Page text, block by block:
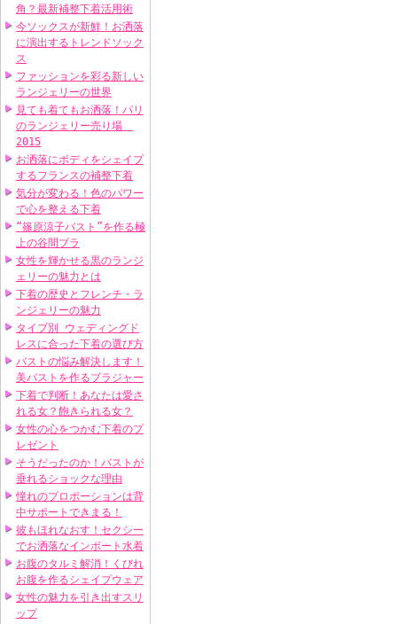
角？最新補整下着活用術
今ソックスが新鮮！お洒落
に演出するトレンドソック
ス
ファッションを彩る新しい
ランジェリーの世界
見ても着てもお洒落！パリ
のランジェリー売り場
2015
お洒落にボディをシェイプ
するフランスの補整下着
気分が変わる！色のパワー
で心を整える下着
“篠原涼子バスト”を作る極
上の谷間ブラ
女性を輝かせる黒のランジ
ェリーの魅力とは
下着の歴史とフレンチ・ラ
ンジェリーの魅力
タイプ別 ウェディングド
レスに合った下着の選び方
バストの悩み解決します！
美バストを作るブラジャー
下着で判断！あなたは愛さ
れる女？飽きられる女？
女性の心をつかむ下着のプ
レゼント
そうだったのか！バストが
垂れるショックな理由
憧れのプロポーションは背
中サポートできまる！
彼もほれなおす！セクシー
でお洒落なインポート水着
お腹のタルミ解消！くびれ
お腹を作るシェイプウェア
女性の魅力を引き出すスリ
ップ